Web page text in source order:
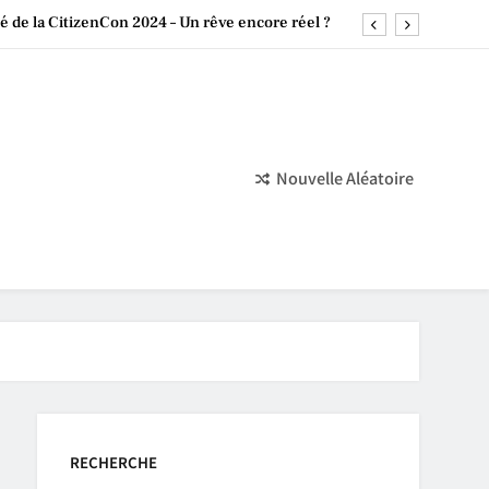
de la CitizenCon 2024 – Un rêve encore réel ?
Chinoise dans le Monde du Jeu Vidéo
Nouvelle Aléatoire
RECHERCHE